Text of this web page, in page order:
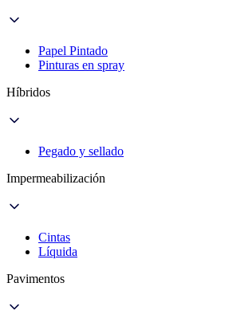
Papel Pintado
Pinturas en spray
Híbridos
Pegado y sellado
Impermeabilización
Cintas
Líquida
Pavimentos